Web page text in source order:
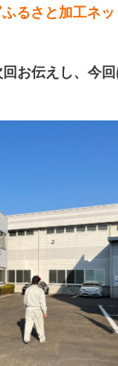
るさと加工ネ
お伝えし、今